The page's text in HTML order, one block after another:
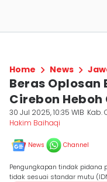
Home News
Beras Oplosan
Cirebon
30 Jul 2025, 10:35 WIB Kab.
Hakim Baihaqi
News Channel
Pengungkapan tindak pidana
tidak sesuai standar mutu